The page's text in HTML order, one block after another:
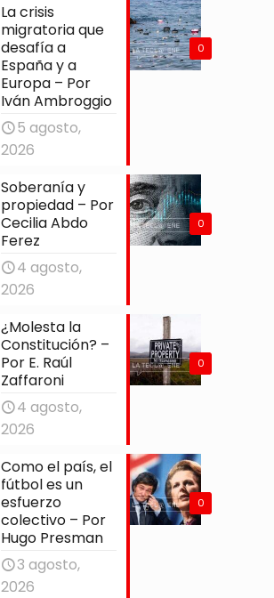
0
La crisis
migratoria que
desafía a
España y a
Europa – Por
Iván Ambroggio
5 agosto,
2026
0
Soberanía y
propiedad – Por
Cecilia Abdo
Ferez
4 agosto,
2026
0
¿Molesta la
Constitución? –
Por E. Raúl
Zaffaroni
4 agosto,
2026
0
Como el país, el
fútbol es un
esfuerzo
colectivo – Por
Hugo Presman
3 agosto,
2026